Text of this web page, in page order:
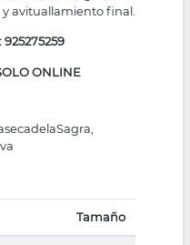
avituallamiento final.
ONLINE
Tamaño